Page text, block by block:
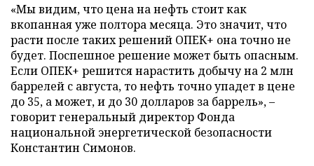
«Мы видим, что цена на нефть стоит как
вкопанная уже полтора месяца. Это значит, что
расти после таких решений ОПЕК+ она точно не
будет. Поспешное решение может быть опасным.
Если ОПЕК+ решится нарастить добычу на 2 млн
баррелей с августа, то нефть точно упадет в цене
до 35, а может, и до 30 долларов за баррель», –
говорит генеральный директор Фонда
национальной энергетической безопасности
Константин Симонов.